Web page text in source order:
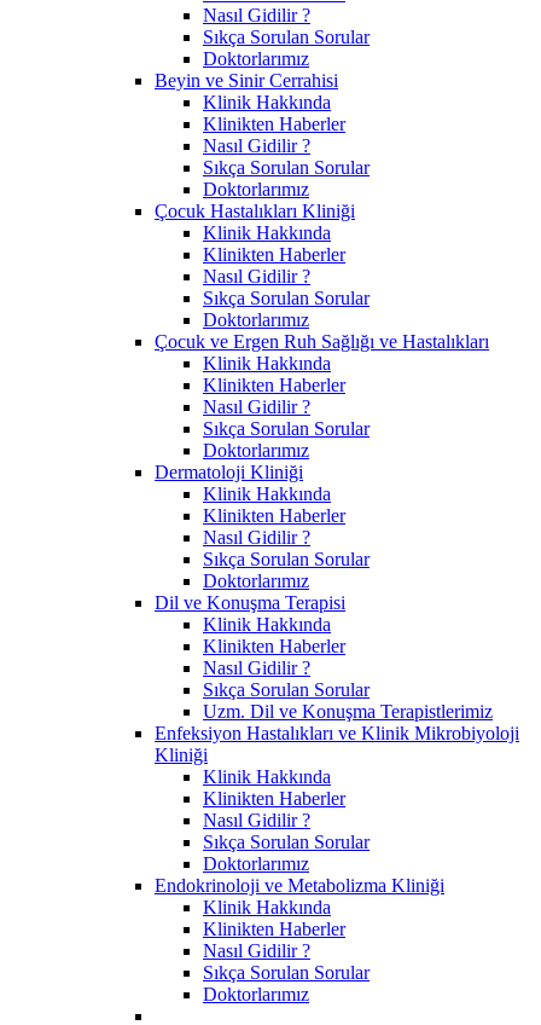
Nasıl Gidilir ?
Sıkça Sorulan Sorular
Doktorlarımız
Beyin ve Sinir Cerrahisi
Klinik Hakkında
Klinikten Haberler
Nasıl Gidilir ?
Sıkça Sorulan Sorular
Doktorlarımız
Çocuk Hastalıkları Kliniği
Klinik Hakkında
Klinikten Haberler
Nasıl Gidilir ?
Sıkça Sorulan Sorular
Doktorlarımız
Çocuk ve Ergen Ruh Sağlığı ve Hastalıkları
Klinik Hakkında
Klinikten Haberler
Nasıl Gidilir ?
Sıkça Sorulan Sorular
Doktorlarımız
Dermatoloji Kliniği
Klinik Hakkında
Klinikten Haberler
Nasıl Gidilir ?
Sıkça Sorulan Sorular
Doktorlarımız
Dil ve Konuşma Terapisi
Klinik Hakkında
Klinikten Haberler
Nasıl Gidilir ?
Sıkça Sorulan Sorular
Uzm. Dil ve Konuşma Terapistlerimiz
Enfeksiyon Hastalıkları ve Klinik Mikrobiyoloji
Kliniği
Klinik Hakkında
Klinikten Haberler
Nasıl Gidilir ?
Sıkça Sorulan Sorular
Doktorlarımız
Endokrinoloji ve Metabolizma Kliniği
Klinik Hakkında
Klinikten Haberler
Nasıl Gidilir ?
Sıkça Sorulan Sorular
Doktorlarımız